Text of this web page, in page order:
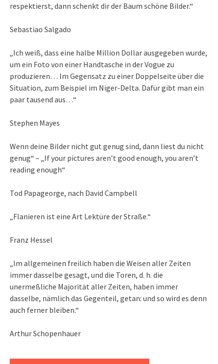
respektierst, dann schenkt dir der Baum schöne Bilder.“
Sebastiao Salgado
„Ich weiß, dass eine halbe Million Dollar ausgegeben wurde,
um ein Foto von einer Handtasche in der Vogue zu
produzieren… Im Gegensatz zu einer Doppelseite über die
Situation, zum Beispiel im Niger-Delta. Dafür gibt man ein
paar tausend aus…“
Stephen Mayes
Wenn deine Bilder nicht gut genug sind, dann liest du nicht
genug“ – „If your pictures aren’t good enough, you aren’t
reading enough“
Tod Papageorge, nach David Campbell
„Flanieren ist eine Art Lektüre der Straße.“
Franz Hessel
„Im allgemeinen freilich haben die Weisen aller Zeiten
immer dasselbe gesagt, und die Toren, d. h. die
unermeßliche Majorität aller Zeiten, haben immer
dasselbe, nämlich das Gegenteil, getan: und so wird es denn
auch ferner bleiben.“
Arthur Schopenhauer